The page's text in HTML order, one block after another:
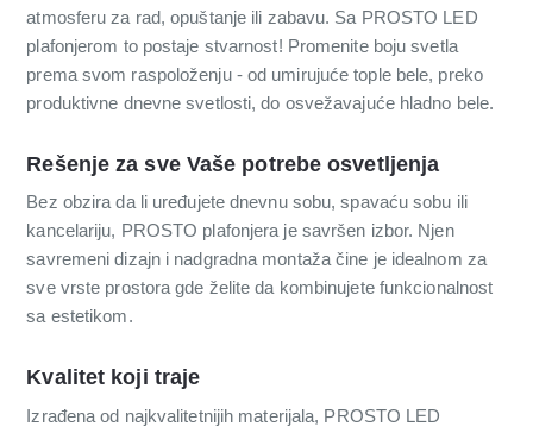
atmosferu za rad, opuštanje ili zabavu. Sa PROSTO LED
plafonjerom to postaje stvarnost! Promenite boju svetla
prema svom raspoloženju - od umirujuće tople bele, preko
produktivne dnevne svetlosti, do osvežavajuće hladno bele.
Rešenje za sve Vaše potrebe osvetljenja
Bez obzira da li uređujete dnevnu sobu, spavaću sobu ili
kancelariju, PROSTO plafonjera je savršen izbor. Njen
savremeni dizajn i nadgradna montaža čine je idealnom za
sve vrste prostora gde želite da kombinujete funkcionalnost
sa estetikom.
Kvalitet koji traje
Izrađena od najkvalitetnijih materijala, PROSTO LED